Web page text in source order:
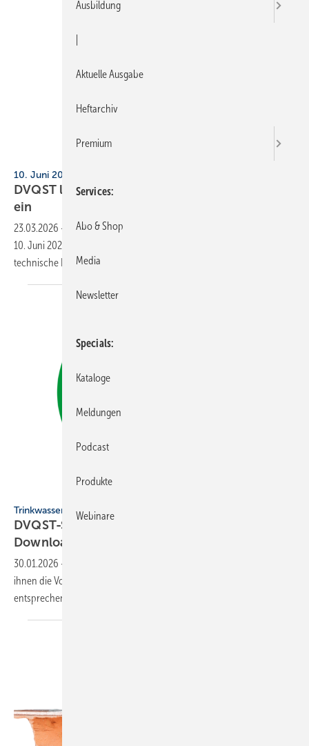
DVQST / CS
10. Juni 2026, Kassel
DVQST lädt zur 3. Sach­ver­stän­di­gen-Ta­gung
ein
23.03.2026 -
Die 3. Sachverständigen-Tagung des DVQST am
10. Juni 2026 in Kassel beleuchtet neue gesetzliche Vorgaben und
technische Regelwerke in der
Trinkwasserhygiene
DVQST-Seminar­pro­gramm 2026 zum
Down­load
30.01.2026 -
ihnen die Vorgaben. Der DVQST erweitert sein Seminarprogramm um
entsprechende
Ausbildung
Aktuelle Ausgabe
Heftarchiv
Premium
Services
Abo & Shop
Media
Newsletter
Specials
Kataloge
Meldungen
Podcast
Produkte
Webinare